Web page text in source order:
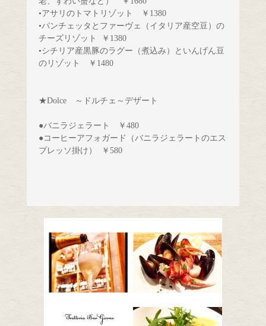
•アサリのトマトリゾット　￥1380
•パンチェッタとファーヴェ（イタリア産空豆）の
チーズリゾット
￥1380
•シチリア産黒豚のラグー（煮込み）といんげん豆
★Dolce　～ドルチェ～デザート
●バニラジェラート　￥480
●コーヒーアフォガード（バニラジェラートのエス
プレッソ掛け）
￥580